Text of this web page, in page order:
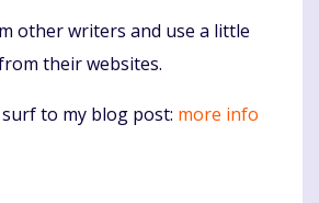
other writers and use a little
their websites.
to my blog post: more info